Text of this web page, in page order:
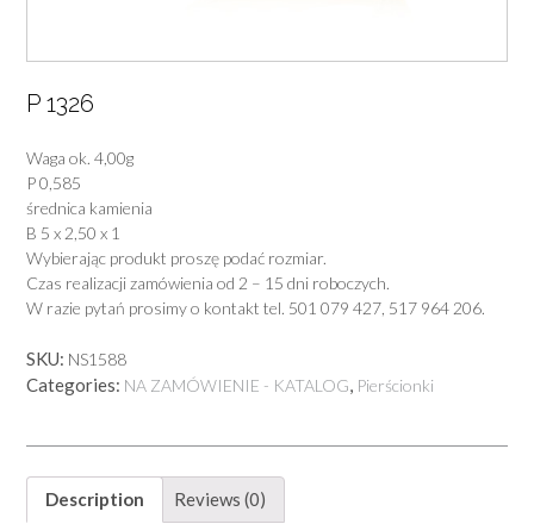
P 1326
Waga ok. 4,00g
P 0,585
średnica kamienia
B 5 x 2,50 x 1
Wybierając produkt proszę podać rozmiar.
Czas realizacji zamówienia od 2 – 15 dni roboczych.
W razie pytań prosimy o kontakt tel. 501 079 427, 517 964 206.
SKU: NS1588
Categories: NA ZAMÓWIENIE - KATALOG, Pierścionki
Description Reviews (0)